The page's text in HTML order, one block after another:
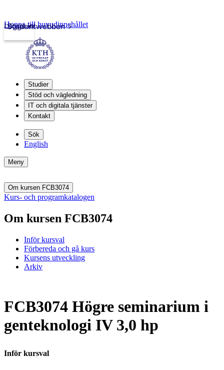
Studentwebben
Logga in
Hoppa till huvudinnehållet
Studier
Stöd och vägledning
IT och digitala tjänster
Kontakt
Sök
English
Meny
Om kursen FCB3074
Kurs- och programkatalogen
Om kursen FCB3074
Inför kursval
Förbereda och gå kurs
Kursens utveckling
Arkiv
FCB3074 Högre seminarium i
genteknologi IV 3,0 hp
Inför kursval